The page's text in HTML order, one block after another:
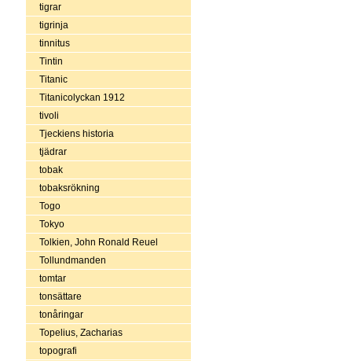
tigrar
tigrinja
tinnitus
Tintin
Titanic
Titanicolyckan 1912
tivoli
Tjeckiens historia
tjädrar
tobak
tobaksrökning
Togo
Tokyo
Tolkien, John Ronald Reuel
Tollundmanden
tomtar
tonsättare
tonåringar
Topelius, Zacharias
topografi